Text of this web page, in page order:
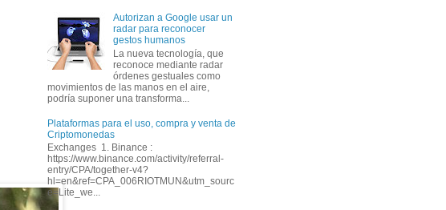
Autorizan a Google usar un
radar para reconocer
gestos humanos
La nueva tecnología, que
reconoce mediante radar
órdenes gestuales como
movimientos de las manos en el aire,
podría suponer una transforma...
Plataformas para el uso, compra y venta de
Criptomonedas
Exchanges 1. Binance :
https://www.binance.com/activity/referral-
entry/CPA/together-v4?
hl=en&ref=CPA_006RIOTMUN&utm_sourc
e=Lite_we...